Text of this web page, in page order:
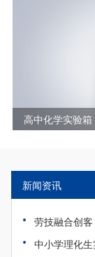
高中化学实验箱
新闻资讯